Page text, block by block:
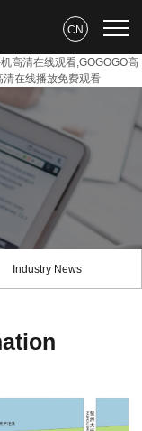
高清在线观看,GOGOGO高
清在线播放免费观看
CN
Industry News